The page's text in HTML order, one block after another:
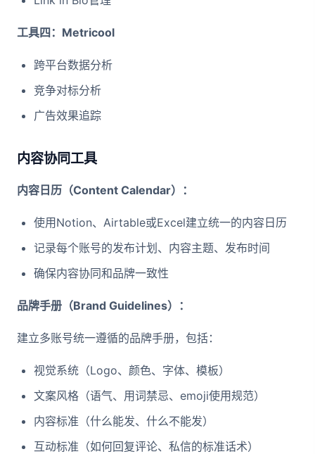
工具四：Metricool
跨平台数据分析
竞争对标分析
广告效果追踪
内容协同工具
内容日历（Content Calendar）：
使用Notion、Airtable或Excel建立统一的内容日历
记录每个账号的发布计划、内容主题、发布时间
确保内容协同和品牌一致性
品牌手册（Brand Guidelines）：
建立多账号统一遵循的品牌手册，包括：
视觉系统（Logo、颜色、字体、模板）
文案风格（语气、用词禁忌、emoji使用规范）
内容标准（什么能发、什么不能发）
互动标准（如何回复评论、私信的标准话术）